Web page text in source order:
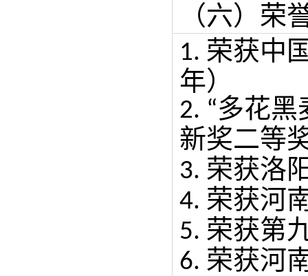
（六）荣
1. 荣获中
年）
2. “多花黑
新奖二等
3. 荣获洛
4. 荣获河
5. 荣获第
6. 荣获河